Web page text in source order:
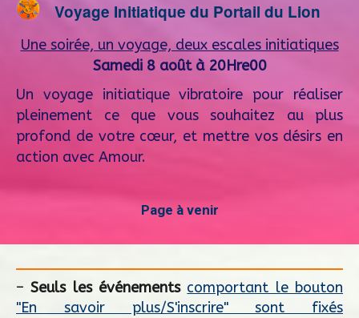
Voyage Initiatique du Portail du Lion
Une soirée, un voyage, deux escales initiatiques
Samedi 8 août à 20Hre00
Un voyage initiatique vibratoire pour réaliser
pleinement ce que vous souhaitez au plus
profond de votre cœur, et mettre vos désirs en
action avec Amour.
Page à venir
–Seuls les événements comportant le bouton
"En savoir plus/S'inscrire" sont fixés